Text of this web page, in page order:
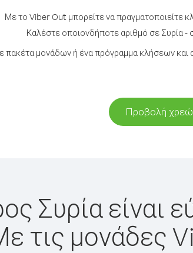
Με το Viber Out μπορείτε να πραγματοποιείτε
Καλέστε οποιονδήποτε αριθμό σε Συρία
πακέτα μονάδων ή ένα πρόγραμμα κλήσεων και
Προβολή
Συρία
τις μονάδες